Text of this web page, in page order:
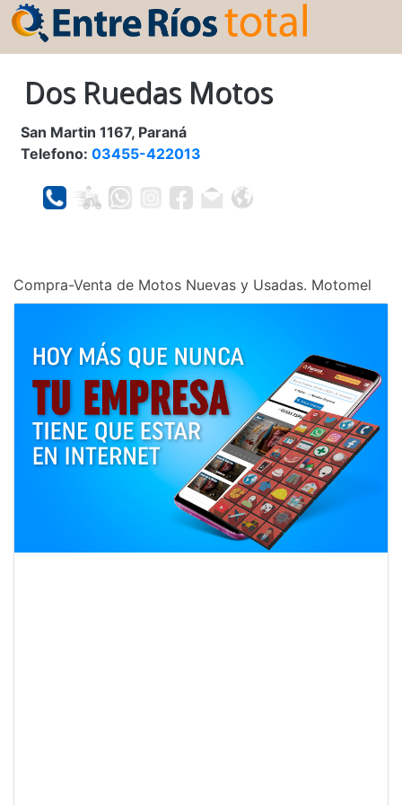
Dos Ruedas Motos
San Martin 1167, Paraná
Telefono: 03455-422013
Compra-Venta de Motos Nuevas y Usadas. Motomel